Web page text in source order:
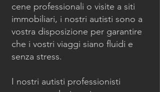
cene professionali o visite a siti
immobiliari, i nostri autisti sono a
vostra disposizione per garantire
che i vostri viaggi siano fluidi e
senza stress.
I nostri autisti professionisti